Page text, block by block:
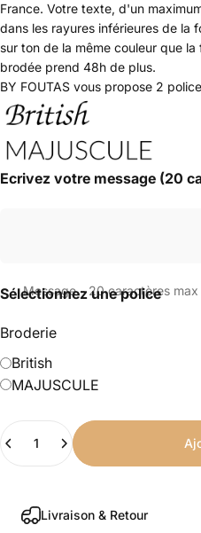
France. Votre texte, d'un
dans les rayures inférieures de la
sur ton de la même couleur que
brodée prend 48h de plus.
BY FOUTAS vous propose 2
Ecrivez votre message (20
Message - 20 caractères max
Sélectionnez une police
Broderie
British
MAJUSCULE
Livraison & Retour